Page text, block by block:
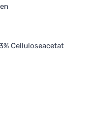
Celluloseacetat